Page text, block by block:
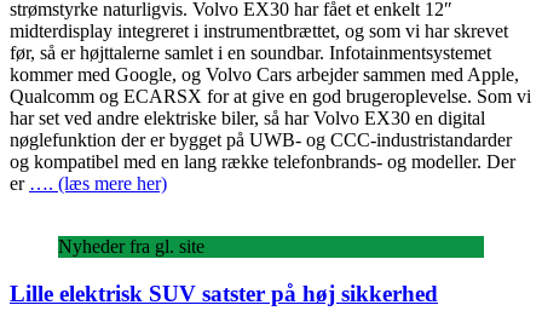
strømstyrke naturligvis. Volvo EX30 har fået et enkelt 12″
midterdisplay integreret i instrumentbrættet, og som vi har skrevet
før, så er højttalerne samlet i en soundbar. Infotainmentsystemet
kommer med Google, og Volvo Cars arbejder sammen med Apple,
Qualcomm og ECARSX for at give en god brugeroplevelse. Som vi
har set ved andre elektriske biler, så har Volvo EX30 en digital
nøglefunktion der er bygget på UWB- og CCC-industristandarder
og kompatibel med en lang række telefonbrands- og modeller. Der
er …. (læs mere her)
Nyheder fra gl. site
Lille elektrisk SUV satster på høj sikkerhed